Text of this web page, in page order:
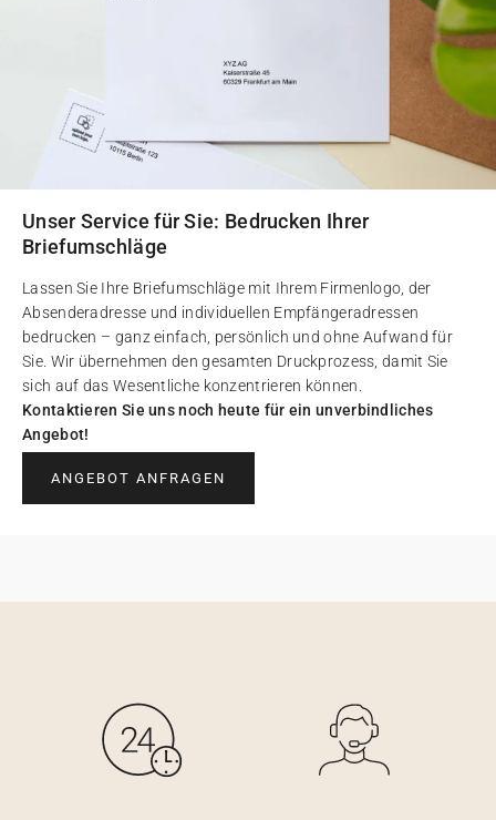
Unser Service für Sie: Bedrucken Ihrer
Briefumschläge
Lassen Sie Ihre Briefumschläge mit Ihrem Firmenlogo, der
Absenderadresse und individuellen Empfängeradressen
bedrucken – ganz einfach, persönlich und ohne Aufwand für
Sie. Wir übernehmen den gesamten Druckprozess, damit Sie
sich auf das Wesentliche konzentrieren können.
Kontaktieren Sie uns noch heute für ein unverbindliches
Angebot!
ANGEBOT ANFRAGEN